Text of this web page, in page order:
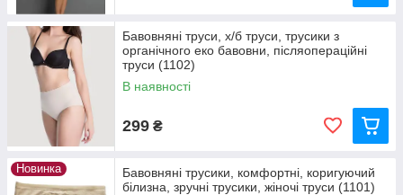
Бавовняні труси, х/б труси, трусики з
органічного еко бавовни, післяопераційні
труси (1102)
В наявності
299 ₴
Новинка
Бавовняні трусики, комфортні, коригуючий
білизна, зручні трусики, жіночі труси (1101)